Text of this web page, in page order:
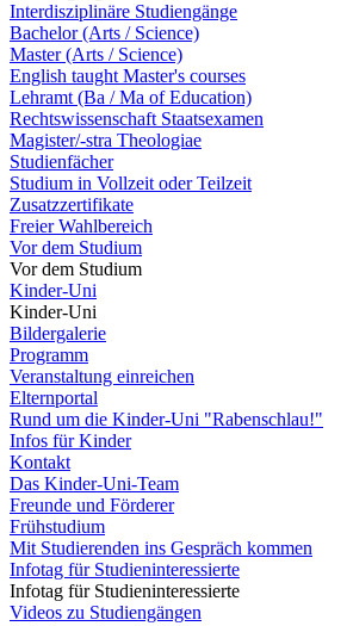
Interdisziplinäre Studiengänge
Bachelor (Arts / Science)
Master (Arts / Science)
English taught Master's courses
Lehramt (Ba / Ma of Education)
Rechtswissenschaft Staatsexamen
Magister/-stra Theologiae
Studienfächer
Studium in Vollzeit oder Teilzeit
Zusatzzertifikate
Freier Wahlbereich
Vor dem Studium
Vor dem Studium
Kinder-Uni
Kinder-Uni
Bildergalerie
Programm
Veranstaltung einreichen
Elternportal
Rund um die Kinder-Uni "Rabenschlau!"
Infos für Kinder
Kontakt
Das Kinder-Uni-Team
Freunde und Förderer
Frühstudium
Mit Studierenden ins Gespräch kommen
Infotag für Studieninteressierte
Infotag für Studieninteressierte
Videos zu Studiengängen